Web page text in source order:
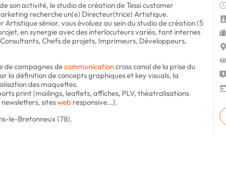
son activité, le studio de création de Tessi customer
recherche un(e) Directeur(trice) Artistique.
sénior, vous évoluez au sein du studio de création (5
en synergie avec des interlocuteurs variés, tant internes
Chefs de projets, Imprimeurs, Développeurs,
de campagnes decommunicationcross canal de la prise du
la définition de concepts graphiques et key visuals, la
des maquettes.
print (mailings, leaflets, affiches, PLV, théatralisations
sitesweb responsive...).
le-Bretonneux (78).